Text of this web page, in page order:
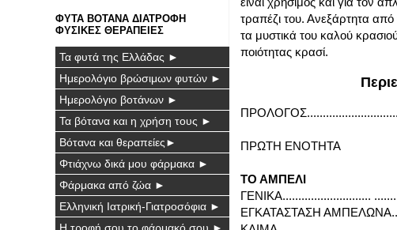
τραπέζι του. Ανεξάρτητα
τα μυστικά του καλού
ποιότητας κρασί.
ΠΡΩΤΗ ΕΝΟΤΗΤΑ
ΤΟ ΑΜΠΕΛΙ
ΓΕΝΙΚΑ............................
ΕΓΚΑΤΑΣΤΑΣΗ
ΦΥΤΑ ΒΟΤΑΝΑ ΔΙΑΤΡΟΦΗ
ΦΥΣΙΚΕΣ ΘΕΡΑΠΕΙΕΣ
Τα φυτά της Ελλάδας ►
Ημερολόγιο βρώσιμων φυτών ►
Ημερολόγιο βοτάνων ►
Τα βότανα και η χρήση τους ►
Βότανα και θεραπείες►
Φτιάχνω δικά μου φάρμακα ►
Φάρμακα από ζώα ►
Ελληνική Ιατρική-Γιατροσόφια ►
Η τροφή σου το φάρμακό σου ►